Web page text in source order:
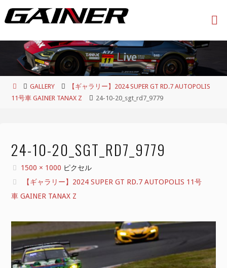
ン
ホ
ー
GALLERY
【ギャラリー】2024 SUPER GT RD.7 AUTOPOLIS
11号車 GAINER TANAX Z
24-10-20_sgt_rd7_9779
24-10-20_SGT_RD7_9779
フ
ル
サ
ズ
1500 × 1000 ピクセル
【ギャラリー】2024 SUPER GT RD.7 AUTOPOLIS 11号
車 GAINER TANAX Z